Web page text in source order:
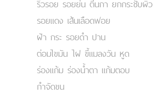
ริ้วรอย รอยย่น ตีนกา ยกกระชับผิว
รอยแดง เส้นเลือดฟอย
ฝ้า กระ รอยดำ ปาน
ต่อมไขมัน ไฝ ขี้แมลงวัน หูด
ร่องแก้ม ร่องน้ำตา แก้มตอบ
กำจัดขน